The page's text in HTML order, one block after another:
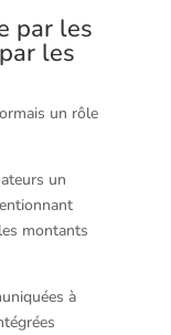
par les
les
un rôle
un
montants
à